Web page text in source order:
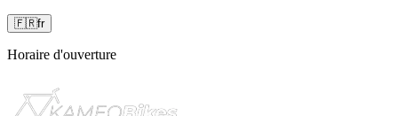
🇫🇷fr
Horaire d'ouverture